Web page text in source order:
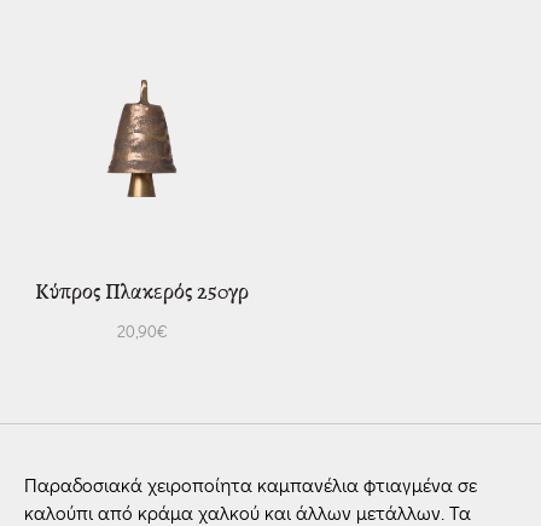
Κύπρος Πλακερός 250γρ
20,90€
Παραδοσιακά χειροποίητα καμπανέλια φτιαγμένα σε
καλούπι από κράμα χαλκού και άλλων μετάλλων. Τα